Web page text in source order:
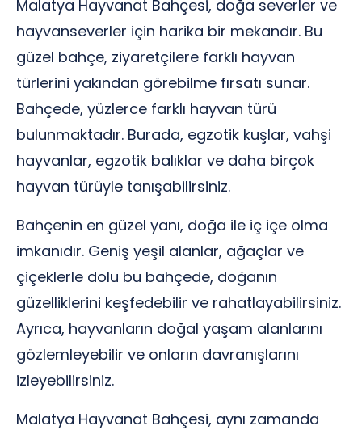
Malatya Hayvanat Bahçesi, doğa severler ve
hayvanseverler için harika bir mekandır. Bu
güzel bahçe, ziyaretçilere farklı hayvan
türlerini yakından görebilme fırsatı sunar.
Bahçede, yüzlerce farklı hayvan türü
bulunmaktadır. Burada, egzotik kuşlar, vahşi
hayvanlar, egzotik balıklar ve daha birçok
hayvan türüyle tanışabilirsiniz.
Bahçenin en güzel yanı, doğa ile iç içe olma
imkanıdır. Geniş yeşil alanlar, ağaçlar ve
çiçeklerle dolu bu bahçede, doğanın
güzelliklerini keşfedebilir ve rahatlayabilirsiniz.
Ayrıca, hayvanların doğal yaşam alanlarını
gözlemleyebilir ve onların davranışlarını
izleyebilirsiniz.
Malatya Hayvanat Bahçesi, aynı zamanda